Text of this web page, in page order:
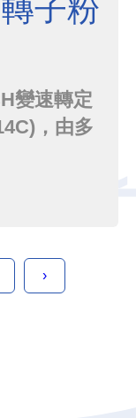
子粉
變速轉定
，由多
子，搭配
，產生強
並利用通
一...
›